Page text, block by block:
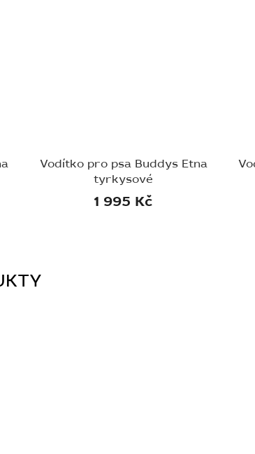
Vodítko pro psa Buddys Etna
tyrkysové
1 995 Kč